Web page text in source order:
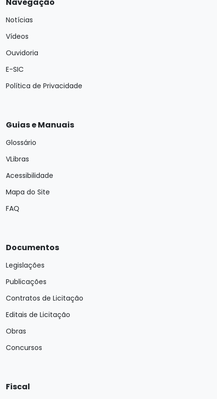
Notícias
Vídeos
Ouvidoria
E-SIC
Política de Privacidade
Guias e Manuais
Glossário
VLibras
Acessibilidade
Mapa do Site
FAQ
Documentos
Legislações
Publicações
Contratos de Licitação
Editais de Licitação
Obras
Concursos
Fiscal